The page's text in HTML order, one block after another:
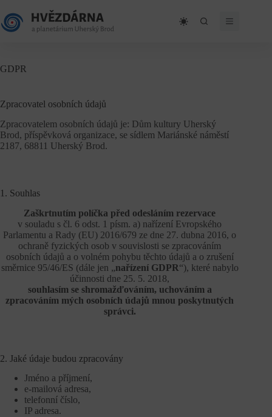
to
content
GDPR
Zpracovatel osobních údajů
Zpracovatelem osobních údajů je: Dům kultury Uherský
Brod, příspěvková organizace, se sídlem Mariánské náměstí
2187, 68811 Uherský Brod.
1. Souhlas
Zaškrtnutím políčka před odesláním rezervace
v souladu s čl. 6 odst. 1 písm. a) nařízení Evropského
Parlamentu a Rady (EU) 2016/679 ze dne 27. dubna 2016, o
ochraně fyzických osob v souvislosti se zpracováním
osobních údajů a o volném pohybu těchto údajů a o zrušení
směrnice 95/46/ES (dále jen „nařízení GDPR“), které nabylo
účinnosti dne 25. 5. 2018,
souhlasím se shromažďováním, uchováním a
zpracováním mých osobních údajů mnou poskytnutých
správci.
2. Jaké údaje budou zpracovány
Jméno a příjmení,
e-mailová adresa,
telefonní číslo,
IP adresa.